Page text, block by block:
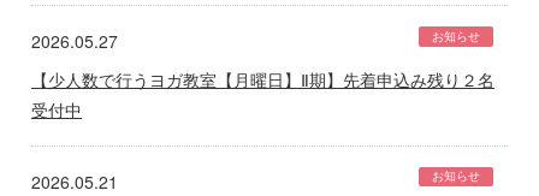
2026.05.27 お知らせ
【少人数で行うヨガ教室【月曜日】Ⅱ期】先着申込み残り２名
受付中
2026.05.21 お知らせ